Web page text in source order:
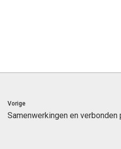
Vorige
Samenwerkingen en verbonden